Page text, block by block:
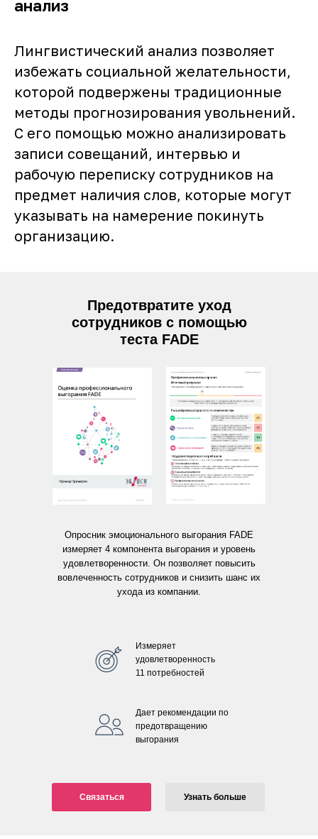
анализ
Лингвистический анализ позволяет
избежать социальной желательности,
которой подвержены традиционные
методы прогнозирования увольнений.
С его помощью можно анализировать
записи совещаний, интервью и
рабочую переписку сотрудников на
предмет наличия слов, которые могут
указывать на намерение покинуть
организацию.
Предотвратите уход
сотрудников с помощью
теста FADE
Связаться Узнать больше
Опросник эмоционального выгорания FADE
измеряет 4 компонента выгорания и уровень
удовлетворенности. Он позволяет повысить
вовлеченность сотрудников и снизить шанс их
ухода из компании.
Измеряет
удовлетворенность
11 потребностей
Дает рекомендации по
предотвращению
выгорания